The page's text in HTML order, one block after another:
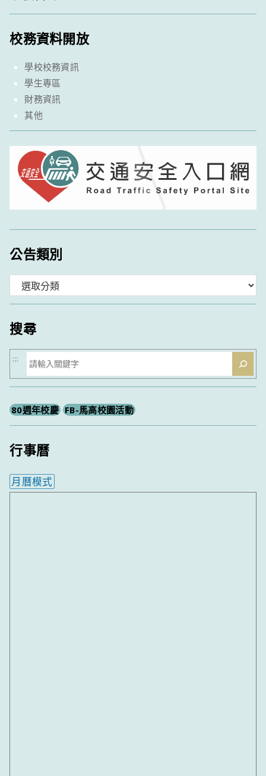
校務資料開放
學校校務資訊
學生專區
財務資訊
其他
公告類別
類
搜尋
搜
尋
:::
80週年校慶 FB-馬高校園活動
行事曆
月曆模式